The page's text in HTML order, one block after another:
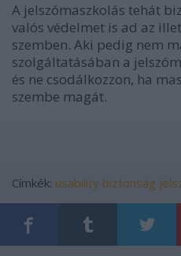
A jelszómaszkolás tehát
valós védelmet is ad az
szemben. Aki pedig nem
szolgáltatásában a
és ne csodálkozzon, ha
szembe magát.
Címkék: usability biztonság